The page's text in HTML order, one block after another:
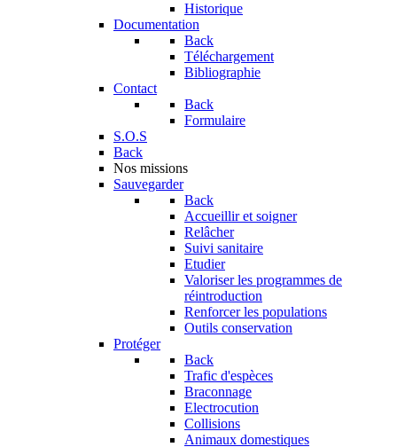
Historique
Documentation
Back
Téléchargement
Bibliographie
Contact
Back
Formulaire
S.O.S
Back
Nos missions
Sauvegarder
Back
Accueillir et soigner
Relâcher
Suivi sanitaire
Etudier
Valoriser les programmes de
réintroduction
Renforcer les populations
Outils conservation
Protéger
Back
Trafic d'espèces
Braconnage
Electrocution
Collisions
Animaux domestiques